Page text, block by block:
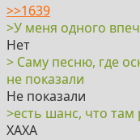
>>1639
>У меня одного
Нет
> Саму песню, где
не показали
Не показали
>есть шанс, что там
ХАХА